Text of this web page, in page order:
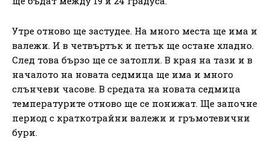
Утре отново ще застудее. На много места ще има и
валежи. И в четвъртък и петък ще остане хладно.
След това бързо ще се затопли. В края на тази и в
началото на новата седмица ще има и много
слънчеви часове. В средата на новата седмица
температурите отново ще се понижат. Ще започне
период с краткотрайни валежи и гръмотевични
бури.